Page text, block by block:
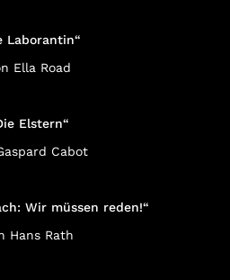
Laborantin“
Ella Road
Elstern“
Cabot
Wir müssen reden!“
Hans Rath